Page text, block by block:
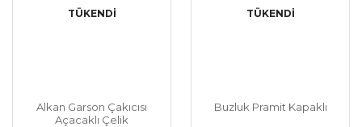
TÜKENDİ
Alkan Garson Çakıcısı
Açacaklı Çelik
TÜKENDİ
Buzluk Pramit Kapaklı